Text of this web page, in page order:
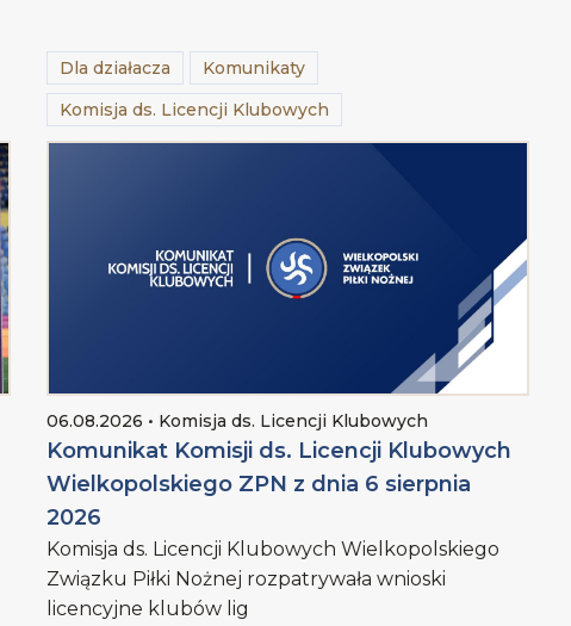
Dla działacza
Komunikaty
Komisja ds. Licencji Klubowych
06.08.2026 • Komisja ds. Licencji Klubowych
Komunikat Komisji ds. Licencji Klubowych
Wielkopolskiego ZPN z dnia 6 sierpnia
2026
Komisja ds. Licencji Klubowych Wielkopolskiego
Związku Piłki Nożnej rozpatrywała wnioski
licencyjne klubów lig